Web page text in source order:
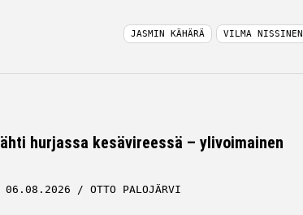
JASMIN KÄHÄRÄ VILMA NISSINEN
hurjassa kesävireessä – ylivoimainen
06.08.2026 OTTO PALOJÄRVI